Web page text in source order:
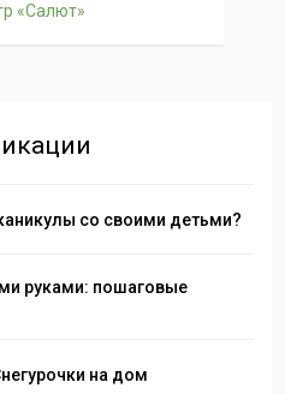
«Салют»
со своими детьми?
руками: пошаговые
на дом